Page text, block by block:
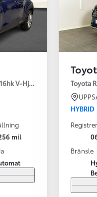
V-Hjul Drag JBL
mil
Toyota
HYBRID
Bränsle